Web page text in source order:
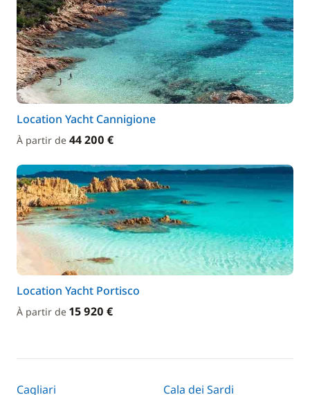
Location Yacht Cannigione
À partir de 44 200 €
Location Yacht Portisco
À partir de 15 920 €
Cagliari Cala dei Sardi